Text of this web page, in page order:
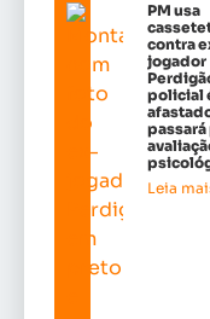
PM usa
contra
jogador
policial
passará
Leia